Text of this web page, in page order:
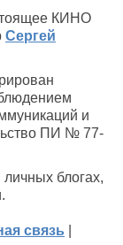
КИНО
Сергей
и
ПИ № 77-
блогах,
связь